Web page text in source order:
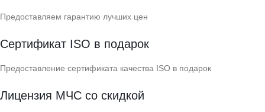
Предоставляем гарантию лучших цен
Сертификат ISO в подарок
Предоставление сертификата качества ISO в подарок
Лицензия МЧС со скидкой